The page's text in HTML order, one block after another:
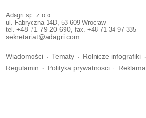
Adagri sp. z o.o.
ul. Fabryczna 14D, 53-609 Wrocław
tel. +48 71 79 20 690 , fax. +48 71 34 97 335
sekretariat@adagri.com
Wiadomości Tematy Rolnicze infografiki
Regulamin
Polityka prywatności Reklama